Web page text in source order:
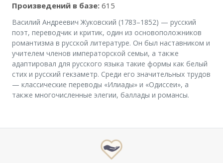
Произведений в базе: 615
Василий Андреевич Жуковский (1783–1852) — русский
поэт, переводчик и критик, один из основоположников
романтизма в русской литературе. Он был наставником и
учителем членов императорской семьи, а также
адаптировал для русского языка такие формы как белый
стих и русский гекзаметр. Среди его значительных трудов
— классические переводы «Илиады» и «Одиссеи», а
также многочисленные элегии, баллады и романсы.